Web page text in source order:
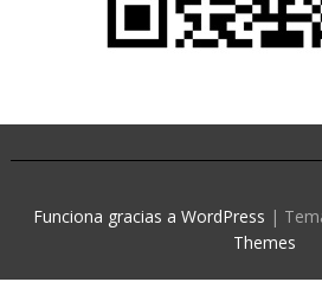
Funciona gracias a WordPress |
Themes